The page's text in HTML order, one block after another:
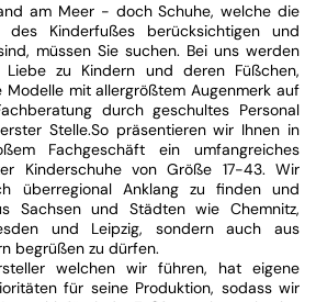
am Meer - doch Schuhe, welche die
des Kinderfußes berücksichtigen und
müssen Sie suchen. Bei uns werden
zu Kindern und deren Füßchen,
Modelle mit allergrößtem Augenmerk auf
durch geschultes Personal
Stelle.So präsentieren wir Ihnen in
Fachgeschäft ein umfangreiches
Kinderschuhe von Größe 17-43. Wir
überregional Anklang zu finden und
Sachsen und Städten wie Chemnitz,
und Leipzig, sondern auch aus
begrüßen zu dürfen.
welchen wir führen, hat eigene
für seine Produktion, sodass wir